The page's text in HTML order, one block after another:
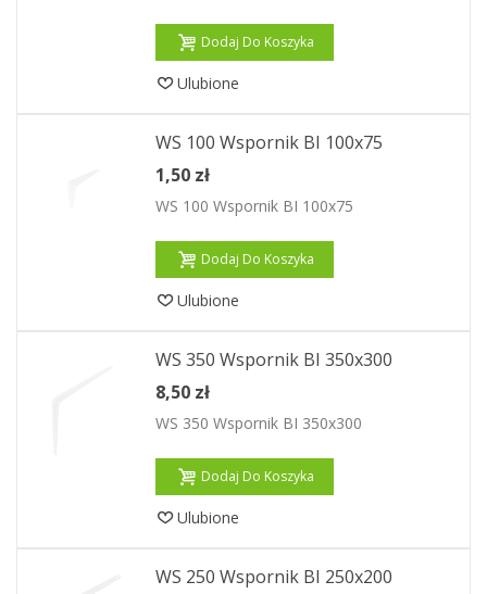
Dodaj Do Koszyka
Ulubione
WS 100 Wspornik BI 100x75
1,50 zł
WS 100 Wspornik BI 100x75
Dodaj Do Koszyka
Ulubione
WS 350 Wspornik BI 350x300
8,50 zł
WS 350 Wspornik BI 350x300
Dodaj Do Koszyka
Ulubione
WS 250 Wspornik BI 250x200